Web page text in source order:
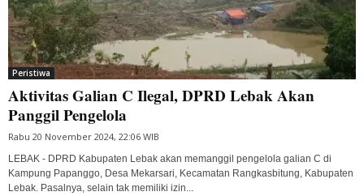
Peristiwa
Aktivitas Galian C Ilegal, DPRD Lebak Akan
Panggil Pengelola
Rabu 20 November 2024, 22:06 WIB
LEBAK - DPRD Kabupaten Lebak akan memanggil pengelola galian C di
Kampung Papanggo, Desa Mekarsari, Kecamatan Rangkasbitung, Kabupaten
Lebak. Pasalnya, selain tak memiliki izin...